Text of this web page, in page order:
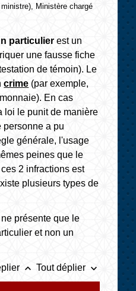
Ministère chargé
particulier est un
une fausse fiche
de témoin). Le
crime (par exemple,
En cas
loi le punit de manière
personne a pu
générale, l'usage
peines que le
2 infractions est
plusieurs types de
présente que le
et non un
keyboard_arrow_up Tout déplier keyboard_arrow_down